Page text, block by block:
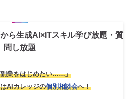
ら生成AI×ITスキル学び放題・質
問し放題
副業をはじめたい……」
AIカレッジの個別相談会へ！